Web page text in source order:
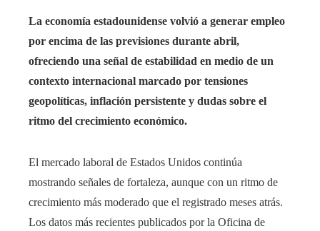
La economía estadounidense volvió a generar empleo
por encima de las previsiones durante abril,
ofreciendo una señal de estabilidad en medio de un
contexto internacional marcado por tensiones
geopolíticas, inflación persistente y dudas sobre el
ritmo del crecimiento económico.
El mercado laboral de Estados Unidos continúa
mostrando señales de fortaleza, aunque con un ritmo de
crecimiento más moderado que el registrado meses atrás.
Los datos más recientes publicados por la Oficina de